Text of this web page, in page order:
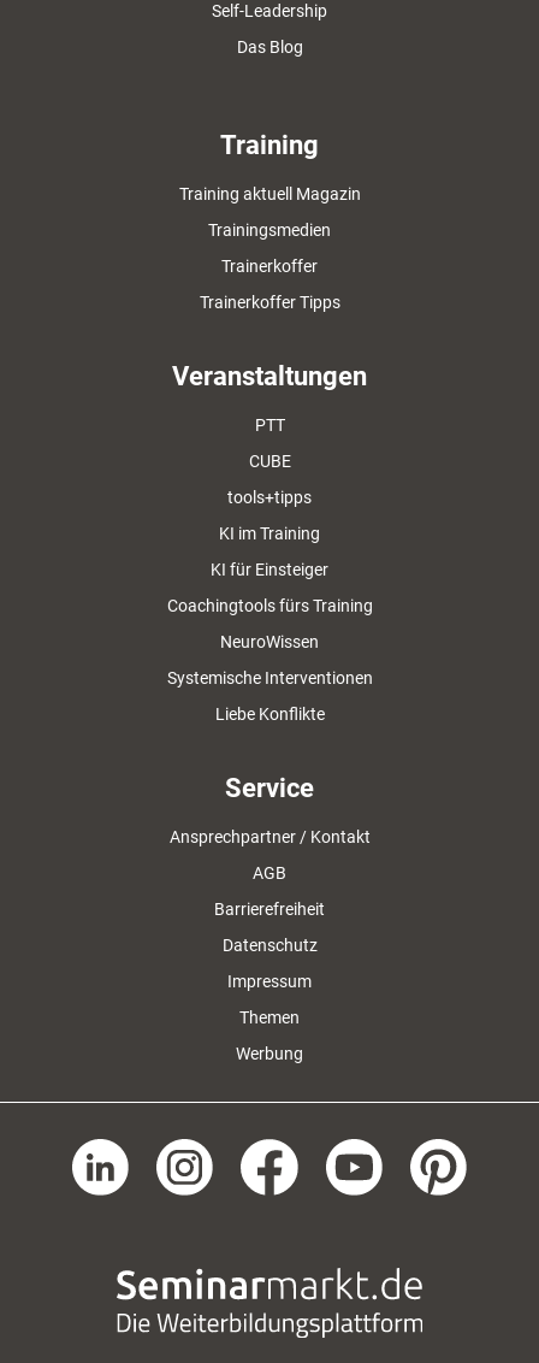
Self-Leadership
Das Blog
Training
Training aktuell Magazin
Trainingsmedien
Trainerkoffer
Trainerkoffer Tipps
Veranstaltungen
PTT
CUBE
tools+tipps
KI im Training
KI für Einsteiger
Coachingtools fürs Training
NeuroWissen
Systemische Interventionen
Liebe Konflikte
Service
Ansprechpartner / Kontakt
AGB
Barrierefreiheit
Datenschutz
Impressum
Themen
Werbung